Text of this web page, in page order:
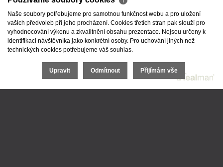
Naše soubory potřebujeme pro samotnou funkčnost webu a pro uložení
vašich předvoleb při jeho procházení. Cookies třetích stran pak slouží pro
vyhodnocování výkonu a zkvalitnění obsahu prezentace. Nejsou určeny k
identifikaci návštěvníka jako konkrétní osoby. Pro uchování jiných než
technických cookies potřebujeme váš souhlas.
Upravit Odmítnout Přijímám vše